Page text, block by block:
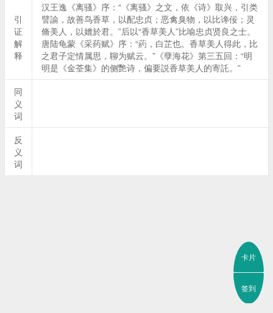
引
证
解
释
汉王逸《离骚》序：“《离骚》之文，依《诗》取兴，引类
譬諭，故善鸟香草，以配忠贞；恶禽臭物，以比谗佞；灵
脩美人，以媲於君。”后以“香草美人”比喻忠贞贤良之士。
唐陆龟蒙《采药赋》序：“葯，白芷也。香草美人得此，比
之君子定情属思，聊为赋云。”《孽海花》第三五回：“明
明是《金荃集》的侧艷诗，偏要説香草美人的寄託。”
同
义
词
反
义
词
卡片
签到